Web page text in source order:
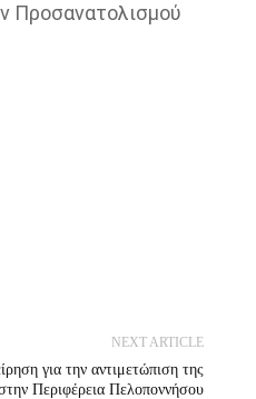
Προσανατολισμού
NEXT ARTICLE
για την αντιμετώπιση της
Περιφέρεια Πελοποννήσου